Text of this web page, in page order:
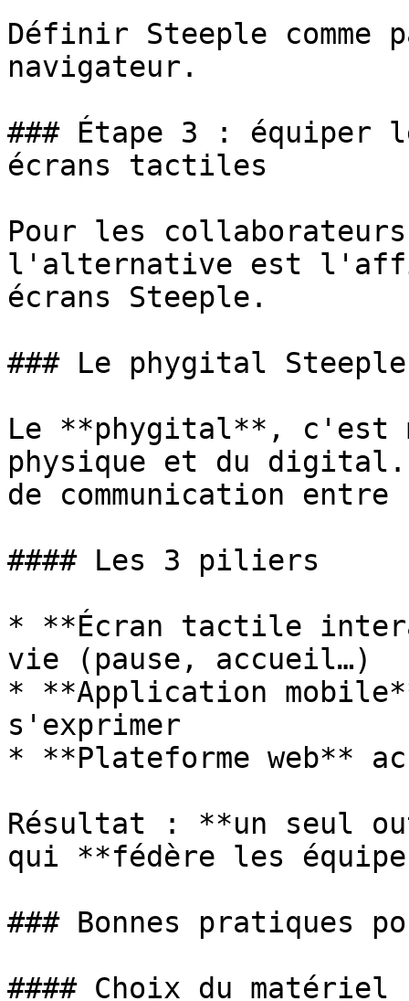
Définir Steeple comme
navigateur.
### Étape 3 : équiper
écrans tactiles
Pour les collaborateurs
l'alternative est
écrans Steeple.
### Le phygital Steeple
Le **phygital**, c'est
physique et du
de communication
#### Les 3 piliers
* **Écran tactile
vie (pause, accueil…)
* **Application
s'exprimer
* **Plateforme web**
Résultat : **un seul
qui **fédère les
### Bonnes pratiques
#### Choix du matériel